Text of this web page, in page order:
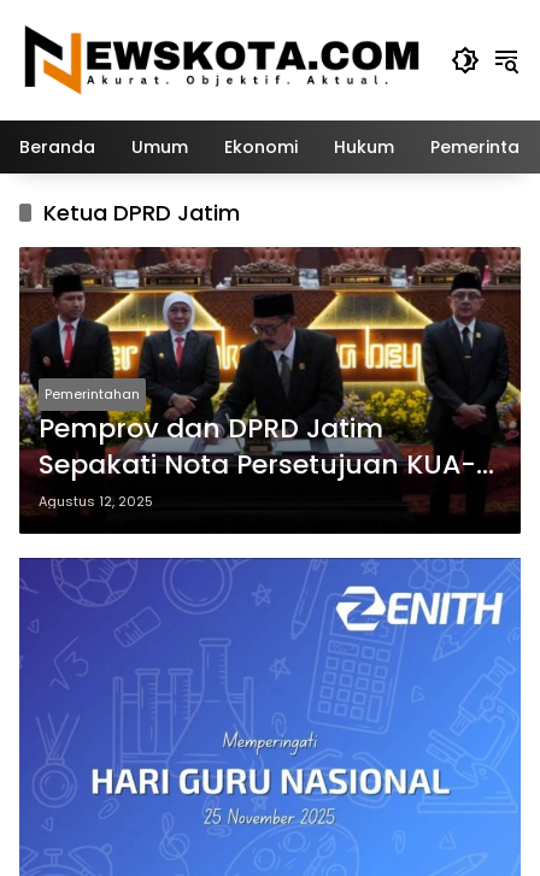
konten
Beranda Umum Ekonomi Hukum
Ketua DPRD Jatim
Pemerintahan
Pemprov dan DPRD Jatim
Sepakati Nota Persetujuan KUA-
PPAS P-APBD 2025
Agustus 12, 2025